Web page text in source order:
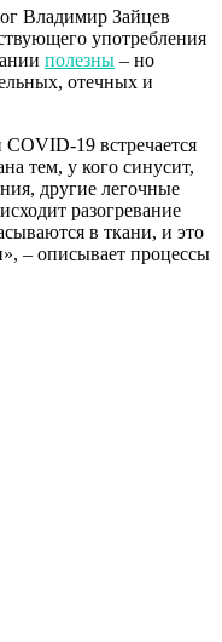
Владимир Зайцев
употребления
полезны – но
отечных и
СOVID-19 встречается
тем, у кого синусит,
другие легочные
разогревание
в ткани, и это
– описывает процессы